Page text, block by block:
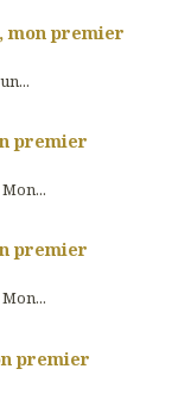
mon premier
premier
premier
premier